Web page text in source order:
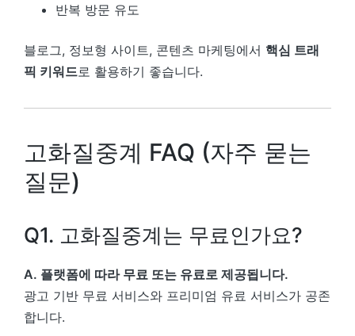
반복 방문 유도
블로그, 정보형 사이트, 콘텐츠 마케팅에서 핵심 트래
픽 키워드로 활용하기 좋습니다.
고화질중계 FAQ (자주 묻는
질문)
Q1. 고화질중계는 무료인가요?
A. 플랫폼에 따라 무료 또는 유료로 제공됩니다.
광고 기반 무료 서비스와 프리미엄 유료 서비스가 공존
합니다.